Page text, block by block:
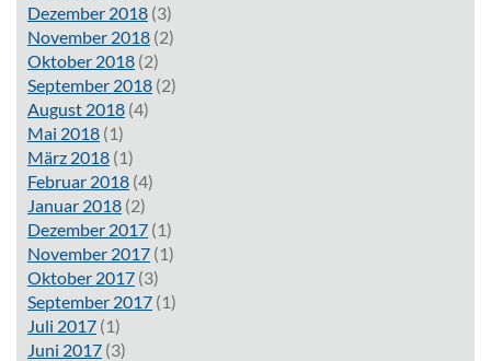
Dezember 2018 (3)
November 2018 (2)
Oktober 2018 (2)
September 2018 (2)
August 2018 (4)
Mai 2018 (1)
März 2018 (1)
Februar 2018 (4)
Januar 2018 (2)
Dezember 2017 (1)
November 2017 (1)
Oktober 2017 (3)
September 2017 (1)
Juli 2017 (1)
Juni 2017 (3)